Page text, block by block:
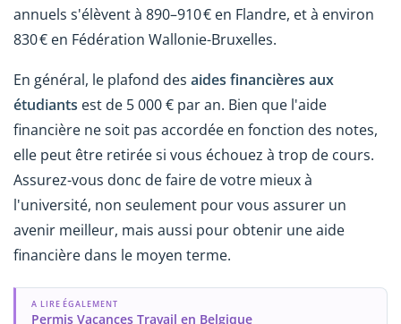
annuels s'élèvent à 890–910 € en Flandre, et à environ
830 € en Fédération Wallonie-Bruxelles.
En général, le plafond des aides financières aux
étudiants est de 5 000 € par an. Bien que l'aide
financière ne soit pas accordée en fonction des notes,
elle peut être retirée si vous échouez à trop de cours.
Assurez-vous donc de faire de votre mieux à
l'université, non seulement pour vous assurer un
avenir meilleur, mais aussi pour obtenir une aide
financière dans le moyen terme.
A LIRE ÉGALEMENT
Permis Vacances Travail en Belgique